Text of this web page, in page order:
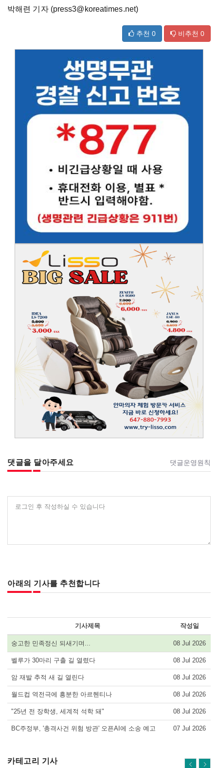
박해련 기자 (press3@koreatimes.net)
추천 0 비추천 0
댓글을 달아주세요 댓글운영원칙
로그인 후 작성하실 수 있습니다
아래의 기사를 추천합니다
기사제목 작성일
숭고한 민족정신 되새기며... 08 Jul 2026
벨루가 30마리 구출 길 열렸다 08 Jul 2026
암 재발 추적 새 길 열린다 08 Jul 2026
월드컵 역전극에 흥분한 아르헨티나 08 Jul 2026
"25년 전 장학생, 세계적 석학 돼" 08 Jul 2026
BC주정부, '총격사건 위험 방관' 오픈AI에 소송 예고 07 Jul 2026
카테고리 기사